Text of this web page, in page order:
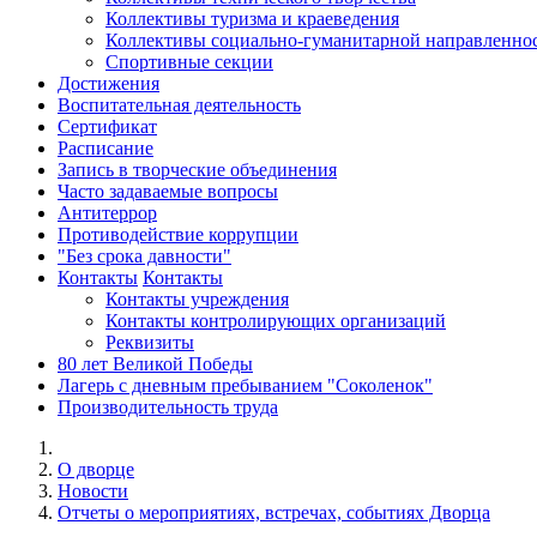
Коллективы туризма и краеведения
Коллективы социально-гуманитарной
Спортивные секции
Достижения
Воспитательная деятельность
Cертификат
Расписание
Запись в творческие объединения
Часто задаваемые вопросы
Антитеррор
Противодействие коррупции
"Без срока давности"
Контакты Контакты
Контакты учреждения
Контакты контролирующих организаций
Реквизиты
80 лет Великой Победы
Лагерь с дневным пребыванием "Соколенок"
Производительность труда
О дворце
Новости
Отчеты о мероприятиях, встречах, событиях Дворца